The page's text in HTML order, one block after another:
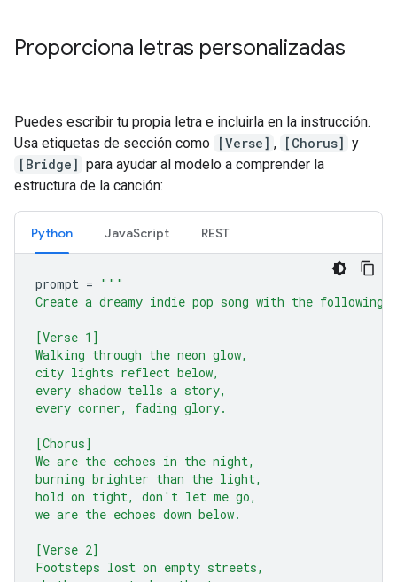
Proporciona letras personalizadas
Puedes escribir tu propia letra e incluirla en la instrucción.
Usa etiquetas de sección como [Verse] , [Chorus] y
[Bridge] para ayudar al modelo a comprender la
estructura de la canción:
Python JavaScript REST
prompt = """
Create a dreamy indie pop song with the
[Verse 1]
Walking through the neon glow,
city lights reflect below,
every shadow tells a story,
every corner, fading glory.
[Chorus]
We are the echoes in the night,
burning brighter than the light,
hold on tight, don't let me go,
we are the echoes down below.
[Verse 2]
Footsteps lost on empty streets,